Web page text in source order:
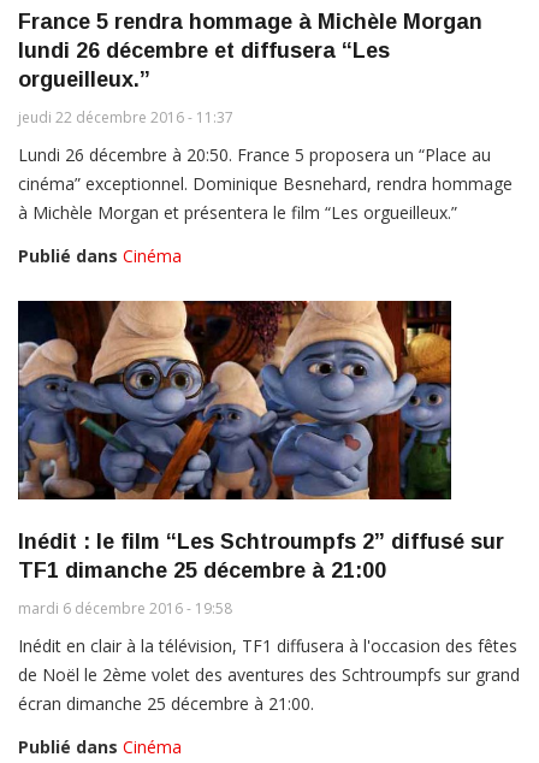
France 5 rendra hommage à Michèle Morgan
lundi 26 décembre et diffusera “Les
orgueilleux.”
jeudi 22 décembre 2016 - 11:37
Lundi 26 décembre à 20:50. France 5 proposera un “Place au
cinéma” exceptionnel. Dominique Besnehard, rendra hommage
à Michèle Morgan et présentera le film “Les orgueilleux.”
Publié dans Cinéma
Inédit : le film “Les Schtroumpfs 2” diffusé sur
TF1 dimanche 25 décembre à 21:00
mardi 6 décembre 2016 - 19:58
Inédit en clair à la télévision, TF1 diffusera à l'occasion des fêtes
de Noël le 2ème volet des aventures des Schtroumpfs sur grand
écran dimanche 25 décembre à 21:00.
Publié dans Cinéma